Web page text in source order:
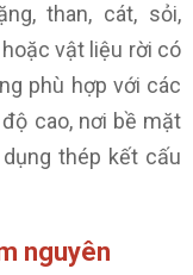
than, cát, sỏi,
vật liệu rời có
phù hợp với các
cao, nơi bề mặt
thép kết cấu
nguyên